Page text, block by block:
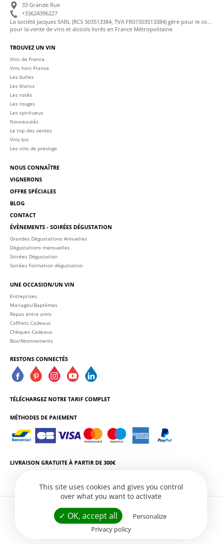
33 Grande Rue
+33624396227
La société Jacques SARL (RCS 503513384, TVA FR01503513384) gère pour le compte de La Cave des Sommeliers les transactions bancaires et la facturation
pour la vente de vins et alcools livrés en France Métropolitaine
TROUVEZ UN VIN
Vins de France
Vins hors France
Les bulles
Les blancs
Les rosés
Les rouges
Les spiritueux
Nouveautés
Le top des ventes
Vins bio
Les vins de prestige
NOUS CONNAÎTRE
VIGNERONS
OFFRE SPÉCIALES
BLOG
CONTACT
ÉVÈNEMENTS - SOIRÉES DÉGUSTATION
Grandes Dégustations Annuelles
Dégustations mensuelles
Soirées Dégustation
Soirées Formation dégustation
UNE OCCASION/UN VIN
Entreprises
Mariages/Baptèmes
Repas entre amis
Coffrets Cadeaux
Chèques Cadeaux
Box/Abonnements
RESTONS CONNECTÉS
TÉLÉCHARGEZ NOTRE TARIF COMPLET
MÉTHODES DE PAIEMENT
LIVRAISON GRATUITE À PARTIR DE 300€
L'ABUS D'ALCOOL EST DANGEREUX POUR LA SANTÉ. CONSOMMEZ AVEC
MODÉRATION.
Conditions Générales de Vente
Politique de Confidentialité
Site web par
This site uses cookies and gives you control
over what you want to activate
✓ OK, accept all
Personalize
Privacy policy